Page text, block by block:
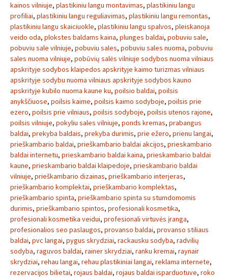
kainos vilniuje, plastikiniu langu montavimas, plastikiniu langu
profiliai, plastikiniu langu reguliavimas, plastikiniu langu remontas,
plastikiniu langu skaiciuokle, plastikiniu langu spalvos, pleiskanoja
veido oda, plokstes baldams kaina, plunges baldai, pobuviu sale,
pobuviu sale vilniuje, pobuviu sales, pobuviu sales nuoma, pobuviu
sales nuoma vilniuje, pobūvių salės vilniuje sodybos nuoma vilniaus
apskrityje sodybos klaipedos apskrityje kaimo turizmas vilniaus
apskrityje sodybu nuoma vilniaus apskrityje sodybos kauno
apskrityje kubilo nuoma kaune ku, poilsio baldai, poilsis
anykščiuose, poilsis kaime, poilsis kaimo sodyboje, poilsis prie
ezero, poilsis prie vilniaus, poilsis sodyboje, poilsis utenos rajone,
poilsis vilniuje, pokyliu sales vilniuje, ponds kremas, prabangus
baldai, prekyba baldais, prekyba durimis, prie ežero, prienu langai,
prieškambario baldai, prieškambario baldai akcijos, prieskambario
baldai internetu, prieskambario baldai kaina, prieskambario baldai
kaune, prieskambario baldai klaipedoje, prieskambario baldai
vilniuje, prieškambario dizainas, prieškambario interjeras,
prieškambario komplektai, prieškambario komplektas,
prieškambario spinta, prieškambario spinta su stumdomomis
durimis, prieškambario spintos, profesionali kosmetika,
profesionali kosmetika veidui, profesionali virtuvės įranga,
profesionalios seo paslaugos, provanso baldai, provanso stiliaus
baldai, pvc langai, pygus skrydziai, rackausku sodyba, radvilių
sodyba, raguvos baldai, rainer skrydziai, ranku kremai, raynair
skrydziai, rehau langai, rehau plastikiniai langai, reklama internete,
rezervacijos bilietai, rojaus baldai, rojaus baldai isparduotuve, roko